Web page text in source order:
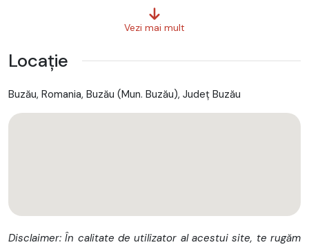
Cash / Transfer bancar / buy – back
Persoane fizice : varsta 18-72 ani
Salariat : contract de munca de minim 3 luni , pe perioada
Persoane cu probleme in biroul de credit
Persoane care au gradul de indatorare atins sau depasit
Vezi mai mult
Locație
Buzău, Romania, Buzău (Mun. Buzău), Județ Buzău
Disclaimer: În calitate de utilizator al acestui site, te rugăm